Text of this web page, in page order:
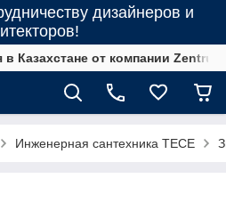
дизайнеров и
Казахстане от компании Zentrum
Инженерная сантехника ТЕСЕ